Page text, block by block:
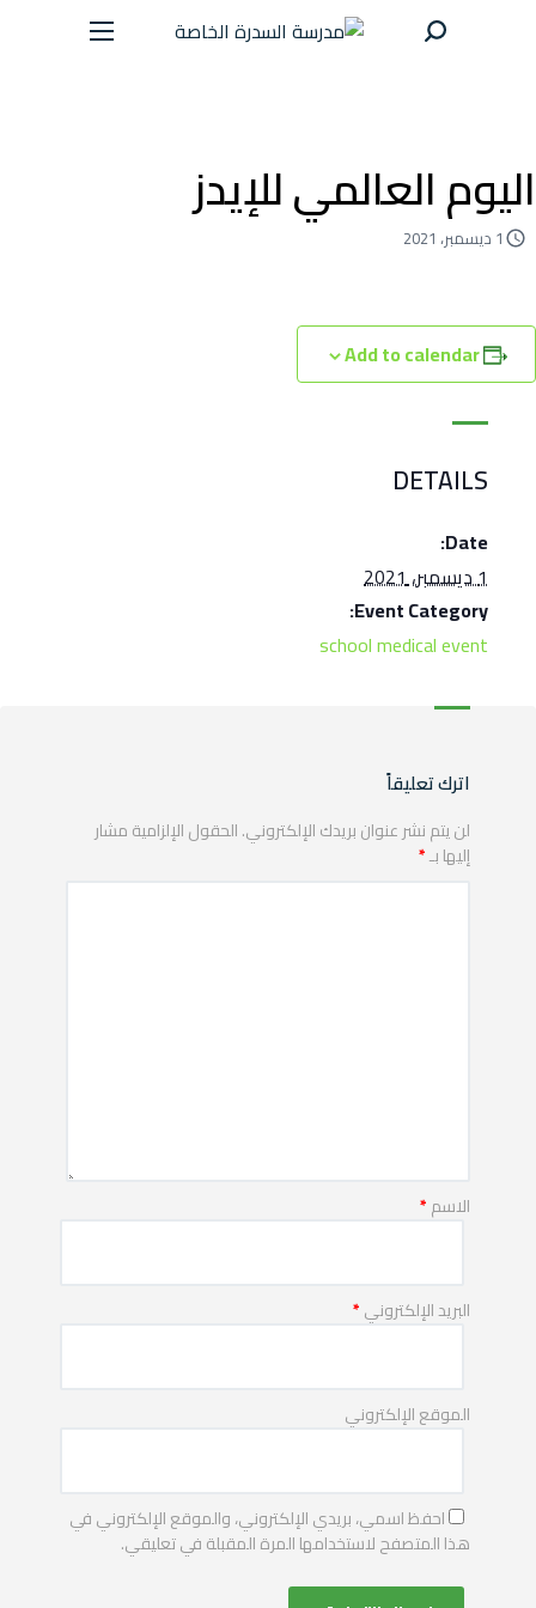
اليوم العالمي للإيدز
1 ديسمبر، 2021
Add to calendar
DETAILS
Date:
1 ديسمبر، 2021
Event Category:
school medical event
اترك تعليقاً
لن يتم نشر عنوان بريدك الإلكتروني.الحقول الإلزامية مشار
إليها بـ*
الاسم*
البريد الإلكتروني*
الموقع الإلكتروني
احفظ اسمي، بريدي الإلكتروني، والموقع الإلكتروني في
هذا المتصفح لاستخدامها المرة المقبلة في تعليقي.